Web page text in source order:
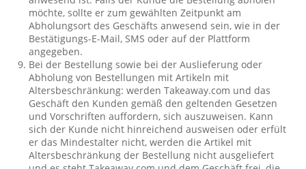
möchte, sollte er zum gewählten Zeitpunkt am
Abholungsort des Geschäfts anwesend sein, wie in der
Bestätigungs-E-Mail, SMS oder auf der Plattform
angegeben.
Bei der Bestellung sowie bei der Auslieferung oder
Abholung von Bestellungen mit Artikeln mit
Altersbeschränkung: werden Takeaway.com und das
Geschäft den Kunden gemäß den geltenden Gesetzen
und Vorschriften auffordern, sich auszuweisen. Kann
sich der Kunde nicht hinreichend ausweisen oder erfült
er das Mindestalter nicht, werden die Artikel mit
Altersbeschränkung der Bestellung nicht ausgeliefert